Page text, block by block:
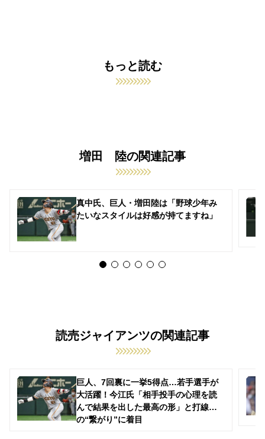
もっと読む
増田 陸の関連記事
真中氏、巨人・増田陸は「野球少年み
たいなスタイルは好感が持てますね」
読売ジャイアンツの関連記事
巨人、7回裏に一挙5得点…若手選手が
大活躍！今江氏「相手投手の心理を読
んで結果を出した最高の形」と打線
の“繋がり”に着目